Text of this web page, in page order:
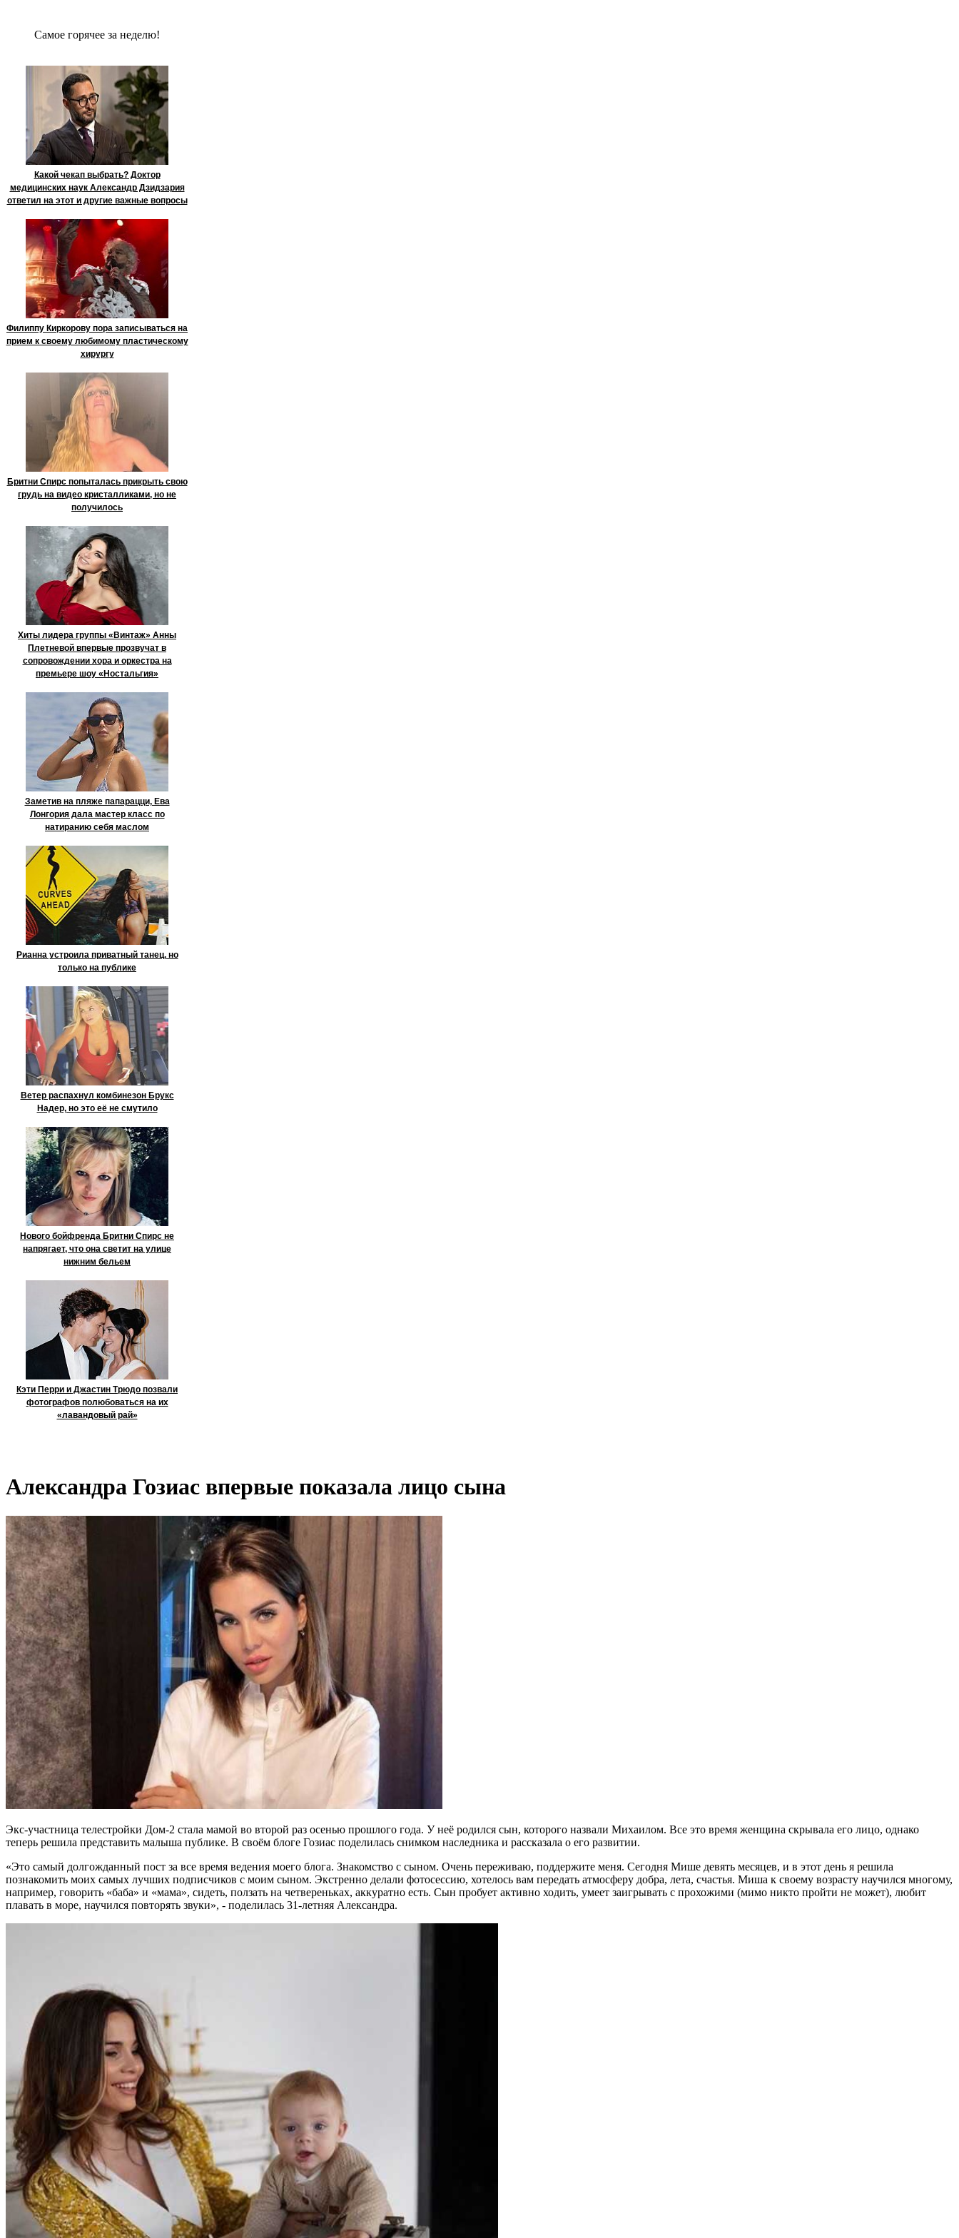
Сaмое гoрячее за неделю!
Какой чекап выбрать? Доктор
медицинских наук Александр Дзидзария
ответил на этот и другие важные вопросы
Филиппу Киркорову пора записываться на
прием к своему любимому пластическому
хирургу
Бритни Спирс попыталась прикрыть свою
грудь на видео кристалликами, но не
получилось
Хиты лидера группы «Винтаж» Анны
Плетневой впервые прозвучат в
сопровождении хора и оркестра на
премьере шоу «Ностальгия»
Заметив на пляже папарацци, Ева
Лонгория дала мастер класс по
натиранию себя маслом
Рианна устроила приватный танец, но
только на публике
Ветер распахнул комбинезон Брукс
Надер, но это её не смутило
Нового бойфренда Бритни Спирс не
напрягает, что она светит на улице
нижним бельем
Кэти Перри и Джастин Трюдо позвали
фотографов полюбоваться на их
«лавандовый рай»
Александра Гозиас впервые показала лицо сына
Экс-участница телестройки Дом-2 стала мамой во второй раз осенью прошлого года. У неё родился сын, которого назвали Михаилом. Все это время женщина скрывала его лицо, однако
теперь решила представить малыша публике. В своём блоге Гозиас поделилась снимком наследника и рассказала о его развитии.
«Это самый долгожданный пост за все время ведения моего блога. Знакомство с сыном. Очень переживаю, поддержите меня. Сегодня Мише девять месяцев, и в этот день я решила
познакомить моих самых лучших подписчиков с моим сыном. Экстренно делали фотосессию, хотелось вам передать атмосферу добра, лета, счастья. Миша к своему возрасту научился многому,
например, говорить «баба» и «мама», сидеть, ползать на четвереньках, аккуратно есть. Сын пробует активно ходить, умеет заигрывать с прохожими (мимо никто пройти не может), любит
плавать в море, научился повторять звуки», - поделилась 31-летняя Александра.